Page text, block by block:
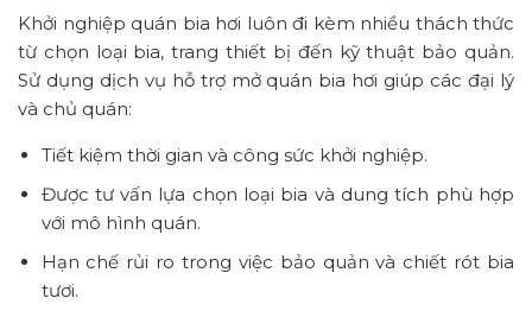
Khởi nghiệp quán bia hơi luôn đi kèm nhiều thách thức
từ chọn loại bia, trang thiết bị đến kỹ thuật bảo quản.
Sử dụng dịch vụ hỗ trợ mở quán bia hơi giúp các đại lý
và chủ quán:
Tiết kiệm thời gian và công sức khởi nghiệp.
Được tư vấn lựa chọn loại bia và dung tích phù hợp
với mô hình quán.
Hạn chế rủi ro trong việc bảo quản và chiết rót bia
tươi.